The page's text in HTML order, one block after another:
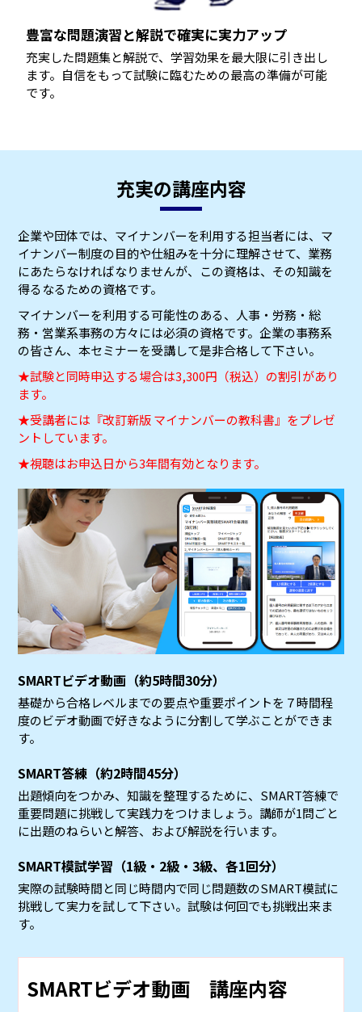
豊富な問題演習と解説で確実に実力アップ
充実した問題集と解説で、学習効果を最大限に引き出し
ます。自信をもって試験に臨むための最高の準備が可能
です。
充実の講座内容
企業や団体では、マイナンバーを利用する担当者には、マ
イナンバー制度の目的や仕組みを十分に理解させて、業務
にあたらなければなりませんが、この資格は、その知識を
得るなるための資格です。
マイナンバーを利用する可能性のある、人事・労務・総
務・営業系事務の方々には必須の資格です。企業の事務系
の皆さん、本セミナーを受講して是非合格して下さい。
★試験と同時申込する場合は3,300円（税込）の割引があり
ます。
★受講者には『改訂新版 マイナンバーの教科書』をプレゼ
ントしています。
★視聴はお申込日から3年間有効となります。
SMARTビデオ動画（約5時間30分）
基礎から合格レベルまでの要点や重要ポイントを７時間程
度のビデオ動画で好きなように分割して学ぶことができま
す。
SMART答練（約2時間45分）
出題傾向をつかみ、知識を整理するために、SMART答練で
重要問題に挑戦して実践力をつけましょう。講師が1問ごと
に出題のねらいと解答、および解説を行います。
SMART模試学習（1級・2級・3級、各1回分）
実際の試験時間と同じ時間内で同じ問題数のSMART模試に
挑戦して実力を試して下さい。試験は何回でも挑戦出来ま
す。
SMARTビデオ動画 講座内容